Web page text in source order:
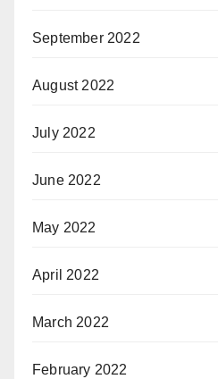
September 2022
August 2022
July 2022
June 2022
May 2022
April 2022
March 2022
February 2022